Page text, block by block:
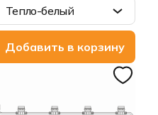
Тепло-белый
Тепло-белый
Холодно-белый
Синий
Добавить в корзину